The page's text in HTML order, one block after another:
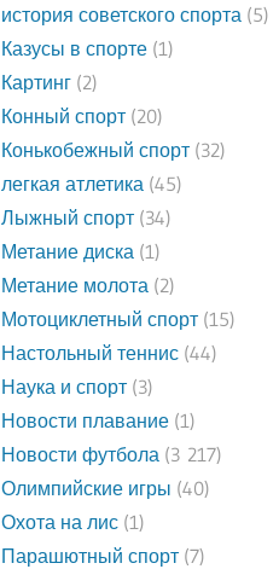
история советского спорта (5)
Казусы в спорте (1)
Картинг (2)
Конный спорт (20)
Конькобежный спорт (32)
легкая атлетика (45)
Лыжный спорт (34)
Метание диска (1)
Метание молота (2)
Мотоциклетный спорт (15)
Настольный теннис (44)
Наука и спорт (3)
Новости плавание (1)
Новости футбола (3 217)
Олимпийские игры (40)
Охота на лис (1)
Парашютный спорт (7)